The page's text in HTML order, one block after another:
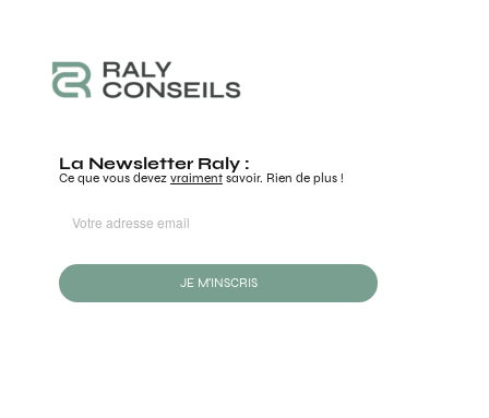
La Newsletter Raly :
Ce que vous devez vraiment savoir. Rien de plus !
JE M'INSCRIS